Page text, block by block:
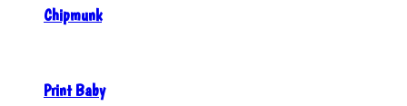
Chipmunk
Print Baby